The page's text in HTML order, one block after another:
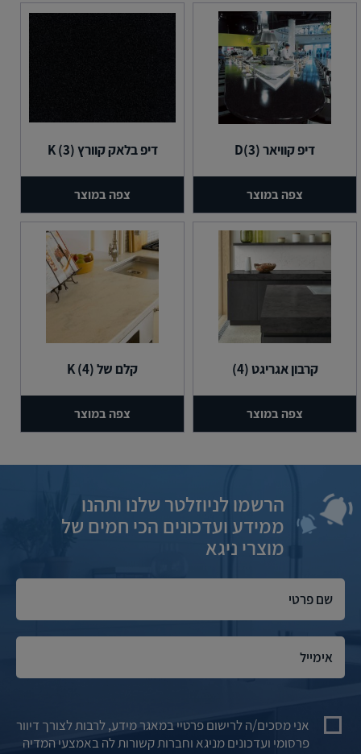
דיפ קוויאר (3)D
צפה במוצר
דיפ בלאק קוורץ (3) K
צפה במוצר
קרבון אגריגט (4)
צפה במוצר
קלם של (4) K
צפה במוצר
הרשמו לניוזלטר שלנו ותהנו
ממידע ועדכונים הכי חמים של
מוצרי ניגא
אני מסכים/ה לרישום פרטיי במאגר מידע, לרבות לצורך דיוור
פרסומי ועדכונים מניגא וחברות קשורות לה באמצעי המדיה